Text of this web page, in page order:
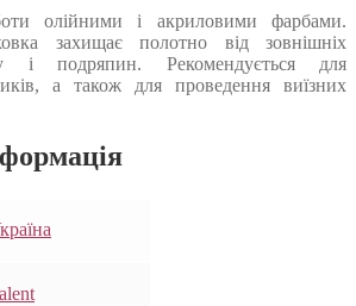
олійними і акриловими фарбами.
захищає полотно від зовнішніх
і подряпин. Рекомендується для
а також для проведення виїзних